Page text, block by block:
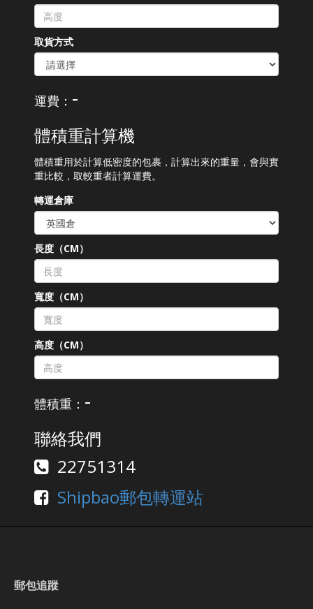
取貨方式
運費： -
體積重計算機
體積重用於計算低密度的包裹，計算出來的重量，會與實
重比較，取較重者計算運費。
轉運倉庫
長度（CM）
寬度（CM）
高度（CM）
體積重： -
聯絡我們
22751314
Shipbao郵包轉運站
郵包追蹤